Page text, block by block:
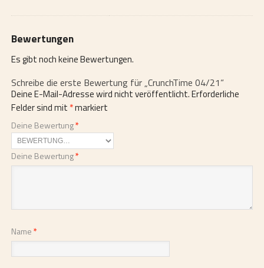
Bewertungen
Es gibt noch keine Bewertungen.
Schreibe die erste Bewertung für „CrunchTime 04/21“
Deine E-Mail-Adresse wird nicht veröffentlicht.Erforderliche
Felder sind mit *markiert
Deine Bewertung*
Deine Bewertung*
Name*